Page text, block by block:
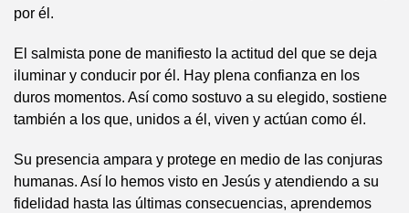
por él.
El salmista pone de manifiesto la actitud del que se deja
iluminar y conducir por él. Hay plena confianza en los
duros momentos. Así como sostuvo a su elegido, sostiene
también a los que, unidos a él, viven y actúan como él.
Su presencia ampara y protege en medio de las conjuras
humanas. Así lo hemos visto en Jesús y atendiendo a su
fidelidad hasta las últimas consecuencias, aprendemos